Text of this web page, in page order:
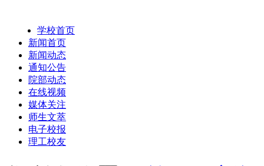
学校首页
新闻首页
新闻动态
通知公告
院部动态
在线视频
媒体关注
师生文萃
电子校报
理工校友